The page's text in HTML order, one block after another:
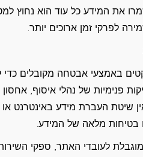
את המידע כל עוד הוא נחוץ
לפרקי זמן ארוכים יותר.
באמצעי אבטחה מקובלים
פנימיות של נהלי איסוף,
שיטת העברת מידע באינטרנט
בטיחות מלאה של המידע.
לעובדי האתר, ספקי